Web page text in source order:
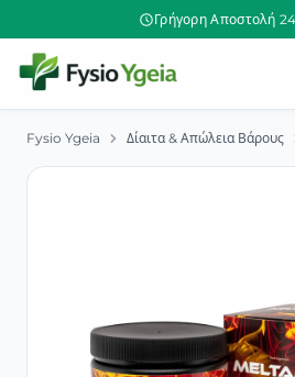
Γρήγορη Αποστολή
Fysio Ygeia Δίαιτα & Απώλεια Βάρους